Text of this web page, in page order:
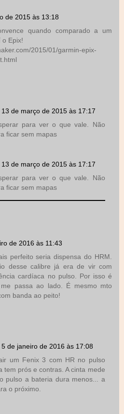
de 2015 às 13:18
quando comparado a um
o Epix!
2015/01/garmin-epix-
13 de março de 2015 às 17:17
para ver o que vale. Não
ficar sem mapas
13 de março de 2015 às 17:17
para ver o que vale. Não
ficar sem mapas
de 2016 às 11:43
perfeito seria dispensa do HRM.
desse calibre já era de vir com
cardíaca no pulso. Por isso é
passa ao lado. É mesmo mto
banda ao peito!
5 de janeiro de 2016 às 17:08
um Fenix 3 com HR no pulso
tem prós e contras. A cinta mede
pulso a bateria dura menos... a
o próximo.